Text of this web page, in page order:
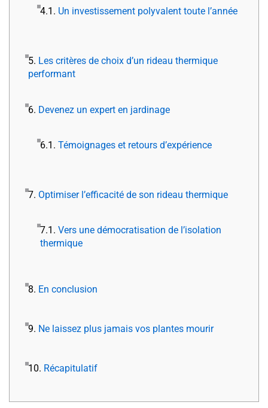
4.1. Un investissement polyvalent toute l’année
5. Les critères de choix d’un rideau thermique
performant
6. Devenez un expert en jardinage
6.1. Témoignages et retours d’expérience
7. Optimiser l’efficacité de son rideau thermique
7.1. Vers une démocratisation de l’isolation
thermique
8. En conclusion
9. Ne laissez plus jamais vos plantes mourir
10. Récapitulatif